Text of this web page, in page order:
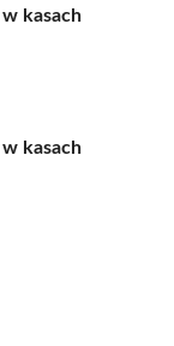
kasach
kasach